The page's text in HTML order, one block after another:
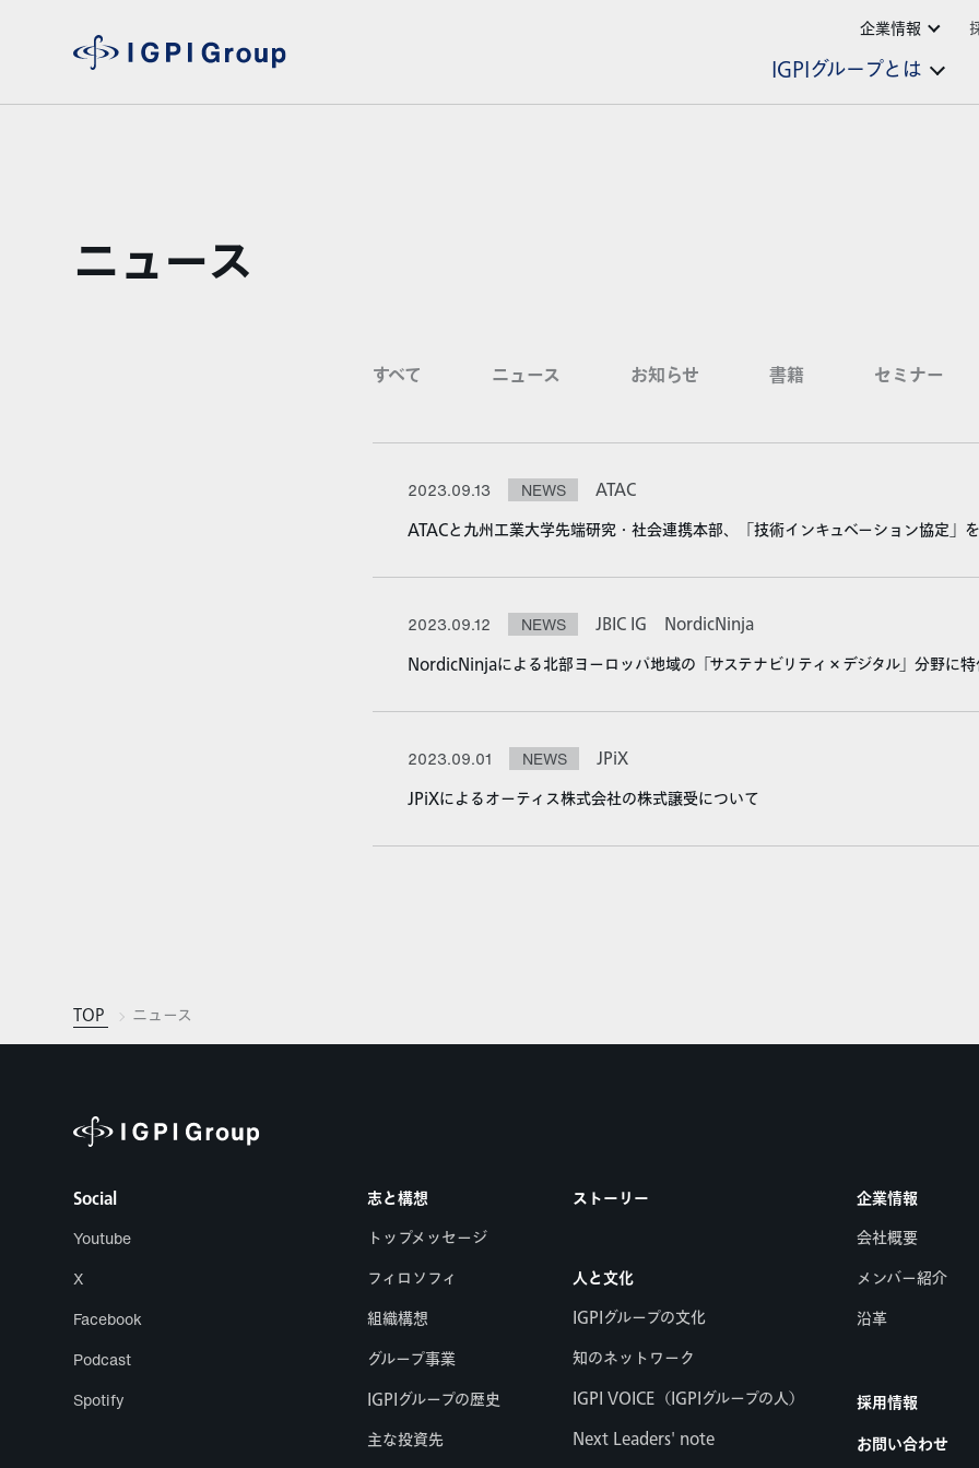
IGPIグループとは
企業情報
ニュース
すべて ニュース お知らせ 書籍 セミナー
2023.09.13 NEWS
ATAC
ATACと九州工業大学先端研究・社会連携本部、「技術インキュベーション協定」
2023.09.12 NEWS JBIC IG
NordicNinja
NordicNinjaによる北部ヨーロッパ地域の「サステナビリティ×デジタル」分野に
2023.09.01 NEWS
JPiX
JPiXによるオーティス株式会社の株式譲受について
TOP ニュース
Social
Youtube
X
Facebook
Podcast
Spotify
志と構想
トップメッセージ
フィロソフィ
組織構想
グループ事業
IGPIグループの歴史
主な投資先
ストーリー
人と文化
IGPIグループの文化
知のネットワーク
IGPI VOICE（IGPIグループの人）
Next Leaders' note
企業情報
会社概要
メンバー紹介
沿革
採用情報
お問い合わせ